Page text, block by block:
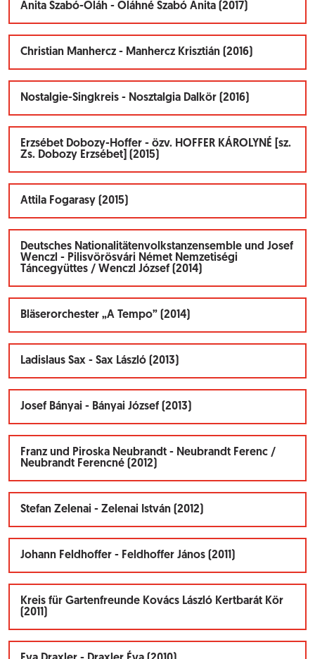
Anita Szabó-Oláh - Oláhné Szabó Anita (2017)
Christian Manhercz - Manhercz Krisztián (2016)
Nostalgie-Singkreis - Nosztalgia Dalkör (2016)
Erzsébet Dobozy-Hoffer - özv. HOFFER KÁROLYNÉ [sz.
Zs. Dobozy Erzsébet] (2015)
Attila Fogarasy (2015)
Deutsches Nationalitätenvolkstanzensemble und Josef
Wenczl - Pilisvörösvári Német Nemzetiségi
Táncegyüttes / Wenczl József (2014)
Bläserorchester „A Tempo” (2014)
Ladislaus Sax - Sax László (2013)
Josef Bányai - Bányai József (2013)
Franz und Piroska Neubrandt - Neubrandt Ferenc /
Neubrandt Ferencné (2012)
Stefan Zelenai - Zelenai István (2012)
Johann Feldhoffer - Feldhoffer János (2011)
Kreis für Gartenfreunde Kovács László Kertbarát Kör
(2011)